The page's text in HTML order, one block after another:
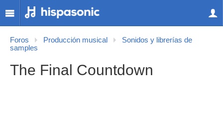
Foros Producción musical
Sonidos y librerías de
samples
The Final Countdown